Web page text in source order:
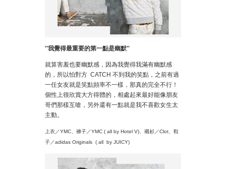
''我覺得最重要的第一點是幽默''
就算害羞也要幽默感，因為我覺得我滿有幽默感
的，所以怕對方 CATCH 不到我的笑點，之前有過
一任女友就是笑點頻率不一樣，那真的完全不行！
個性上很欣賞大方得體的，相處起來最好能像朋友
哥們那樣互嗆，另外還有一點就是我不喜歡女生太
主動。
上衣／YMC、褲子／YMC ( all by Hotel V)、襯衫／Clot、鞋
子／adidas Originals ( all by JUICY)